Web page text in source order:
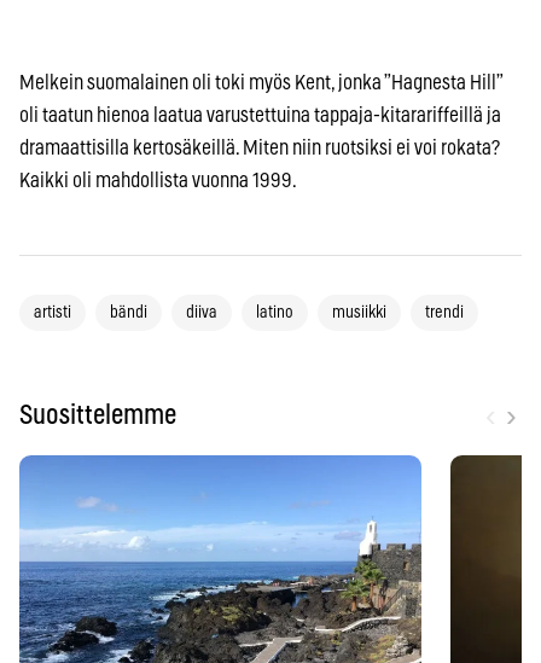
Melkein suomalainen oli toki myös Kent, jonka ”Hagnesta Hill”
oli taatun hienoa laatua varustettuina tappaja-kitarariffeillä ja
dramaattisilla kertosäkeillä. Miten niin ruotsiksi ei voi rokata?
Kaikki oli mahdollista vuonna 1999.
artisti bändi diiva latino musiikki trendi
Suosittelemme ›